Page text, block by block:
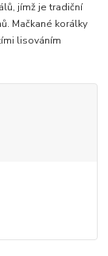
jímž je tradiční
Mačkané korálky
lisováním